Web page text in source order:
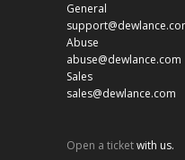
General
Abuse
abuse@dewlance.com
Sales
sales@dewlance.com
Open a ticketwith us.